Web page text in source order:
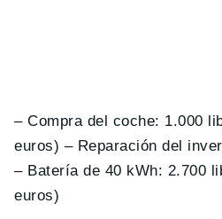
– Compra del coche: 1.000
euros) – Reparación del
– Batería de 40 kWh: 2.700
euros)